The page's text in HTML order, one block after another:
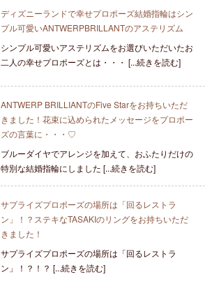
ディズニーランドで幸せプロポーズ結婚指輪はシン
プル可愛いANTWERPBRILLANTのアステリズム
シンプル可愛いアステリズムをお選びいただいたお
二人の幸せプロポーズとは・・・ [...続きを読む]
ANTWERP BRILLIANTのFive Starをお持ちいただ
きました！花束に込められたメッセージをプロポー
ズの言葉に・・・♡
ブルーダイヤでアレンジを加えて、おふたりだけの
特別な結婚指輪にしました [...続きを読む]
サプライズプロポーズの場所は「回るレストラ
ン」！？ステキなTASAKIのリングをお持ちいただ
きました！
サプライズプロポーズの場所は「回るレストラ
ン」！？！？ [...続きを読む]